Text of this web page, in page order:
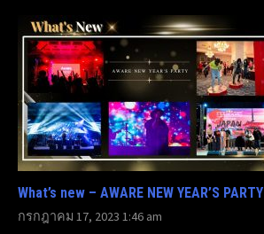
What’s new – AWARE NEW YEAR’S PARTY
กรกฎาคม 17, 2023 1:46 am